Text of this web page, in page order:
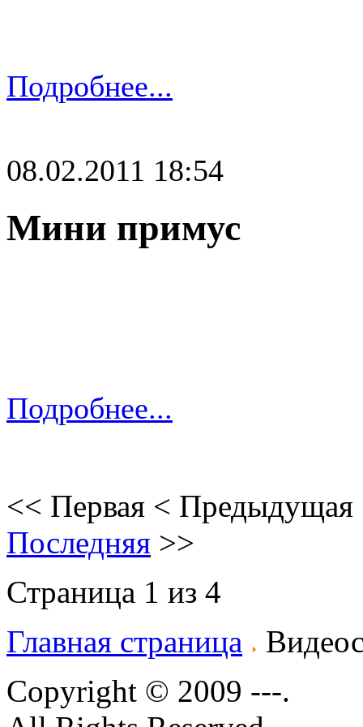
Подробнее...
08.02.2011 18:54
Мини примус
Подробнее...
<< Первая < Предыдущая
Последняя >>
Страница 1 из 4
Главная страница
Copyright © 2009 ---.